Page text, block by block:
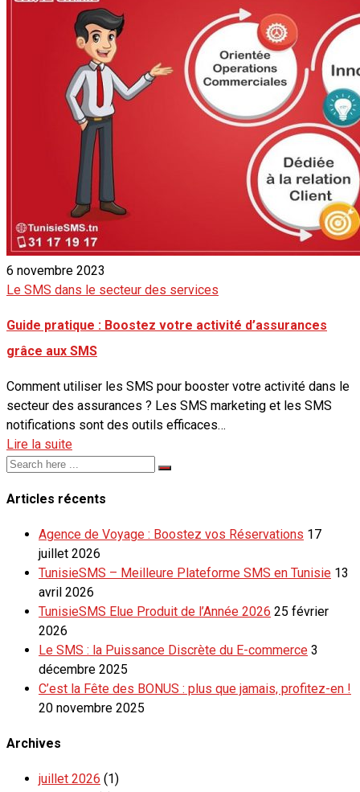
6 novembre 2023
Le SMS dans le secteur des services
Guide pratique : Boostez votre activité d’assurances
grâce aux SMS
Comment utiliser les SMS pour booster votre activité dans le
secteur des assurances ? Les SMS marketing et les SMS
notifications sont des outils efficaces…
Lire la suite
Articles récents
Agence de Voyage : Boostez vos Réservations 17
juillet 2026
TunisieSMS – Meilleure Plateforme SMS en Tunisie 13
avril 2026
TunisieSMS Elue Produit de l’Année 2026 25 février
2026
Le SMS : la Puissance Discrète du E-commerce 3
décembre 2025
C’est la Fête des BONUS : plus que jamais, profitez-en !
20 novembre 2025
Archives
juillet 2026 (1)